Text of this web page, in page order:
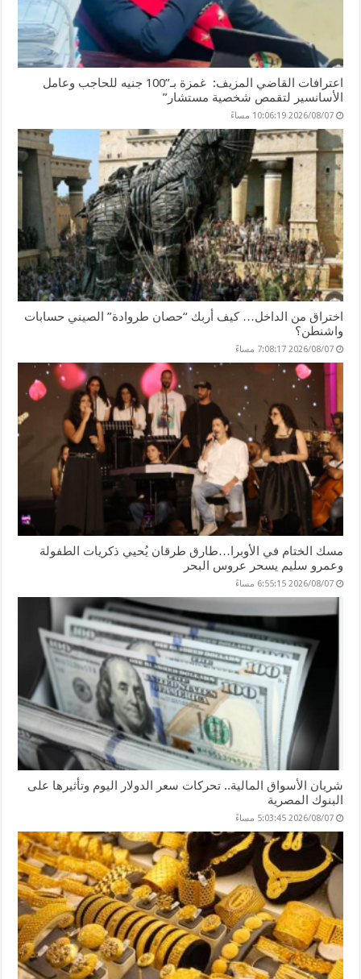
اعترافات القاضي المزيف: غمزة بـ”100 جنيه للحاجب وعامل
الأسانسير لتقمص شخصية مستشار”
2026/08/07 10:06:19 مساءً
اختراق من الداخل… كيف أربك “حصان طروادة” الصيني حسابات
واشنطن؟
2026/08/07 7:08:17 مساءً
مسك الختام في الأوبرا…طارق طرقان يُحيي ذكريات الطفولة
وعمرو سليم يسحر عروس البحر
2026/08/07 6:55:15 مساءً
شريان الأسواق المالية.. تحركات سعر الدولار اليوم وتأثيرها على
البنوك المصرية
2026/08/07 5:03:45 مساءً